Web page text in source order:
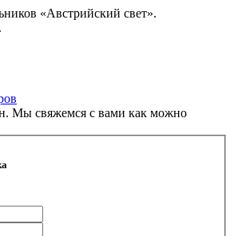
«Австрийский свет».
Мы свяжемся с вами как можно